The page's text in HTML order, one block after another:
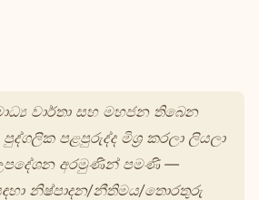
වාර්තා සහ මහජන තිබෙන
පළපුරුද්ද මිශ්‍ර කරලා ලියලා
අරමුණින් පමණි —
නිෂ්පාදන/නීතිමය/තොරතුරු